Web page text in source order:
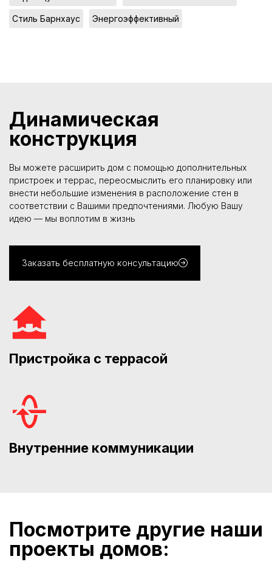
Стиль Барнхаус Энергоэффективный
Динамическая
конструкция
Вы можете расширить дом с помощью дополнительных
пристроек и террас, переосмыслить его планировку или
внести небольшие изменения в расположение стен в
соответствии с Вашими предпочтениями. Любую Вашу
идею — мы воплотим в жизнь
Заказать бесплатную консультацию
Пристройка с террасой
Внутренние коммуникации
Посмотрите другие наши
проекты домов: